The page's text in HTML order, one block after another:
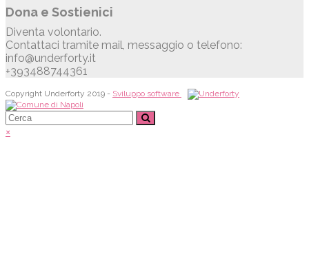
Dona e Sostienici
Diventa volontario.
Contattaci tramite mail, messaggio o telefono:
info@underforty.it
+393488744361
Copyright Underforty 2019 - Sviluppo software
×